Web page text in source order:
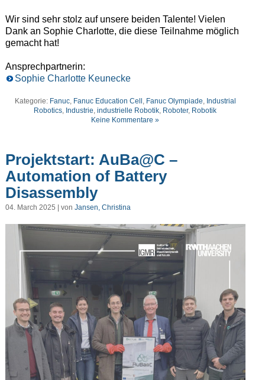
Wir sind sehr stolz auf unsere beiden Talente! Vielen
Dank an Sophie Charlotte, die diese Teilnahme möglich
gemacht hat!
Ansprechpartnerin:
Sophie Charlotte Keunecke
Kategorie: Fanuc, Fanuc Education Cell Fanuc Olympiade Industrial
Robotics Industrie ,industrielle Robotik Roboter, Robotik
Keine Kommentare »
Projektstart: AuBa@C –
Automation of Battery
Disassembly
04. March 2025 | von Jansen, Christina